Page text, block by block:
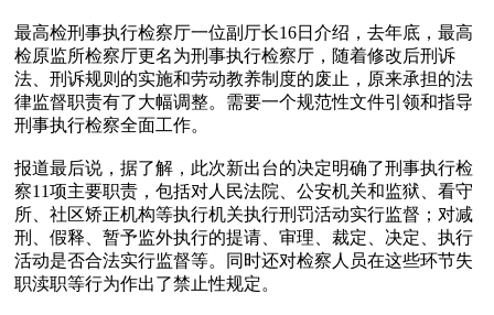
最高检刑事执行检察厅一位副厅长16日介绍，去年底，最高
检原监所检察厅更名为刑事执行检察厅，随着修改后刑诉
法、刑诉规则的实施和劳动教养制度的废止，原来承担的法
律监督职责有了大幅调整。需要一个规范性文件引领和指导
刑事执行检察全面工作。
报道最后说，据了解，此次新出台的决定明确了刑事执行检
察11项主要职责，包括对人民法院、公安机关和监狱、看守
所、社区矫正机构等执行机关执行刑罚活动实行监督；对减
刑、假释、暂予监外执行的提请、审理、裁定、决定、执行
活动是否合法实行监督等。同时还对检察人员在这些环节失
职渎职等行为作出了禁止性规定。